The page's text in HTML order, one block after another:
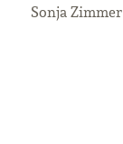
Sonja Zimmer